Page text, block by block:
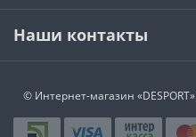
Наши контакты
© Интернет-магазин «DESPORT»